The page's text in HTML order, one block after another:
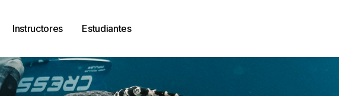
Instructores Estudiantes